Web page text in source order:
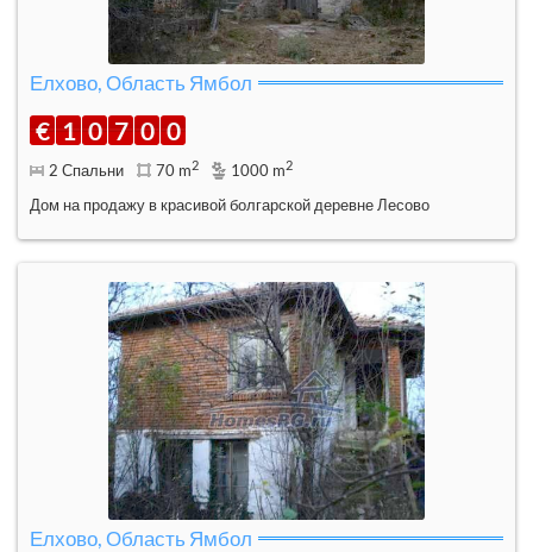
Елхово, Область Ямбол
€ 1 0 7 0 0
2 Спальни 70 m2 1000 m2
Дом на продажу в красивой болгарской деревне Лесово
Елхово, Область Ямбол